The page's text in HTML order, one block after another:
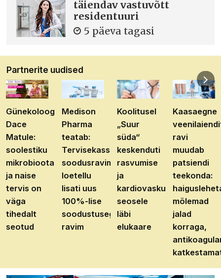
täiendav vastuvõtt
residentuuri
5 päeva tagasi
Partnerite uudised
Günekoloog
Dace
Matule:
soolestiku
mikrobioota
ja naise
tervis on
väga
tihedalt
seotud
Medison
Pharma
teatab:
Tervisekassa
soodusravimite
loetellu
lisati uus
100%-lise
soodustusega
ravim
Koolitusel
„Suur
süda“
keskenduti
rasvumise
ja
kardiovaskulaarhaiguste
seosele
läbi
elukaare
Kaasaegne
ravi
muudab
patsiendi
teekonda:
mõlemad
jalad
korraga,